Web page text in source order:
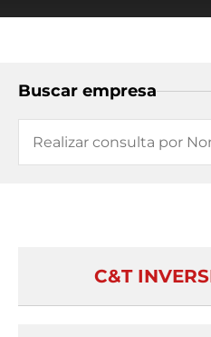
Buscar empresa
C&T